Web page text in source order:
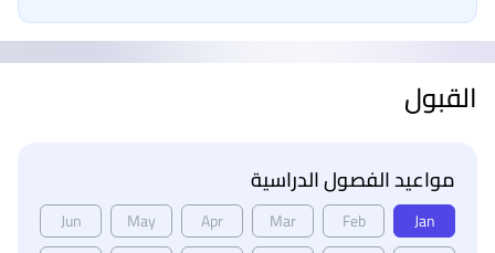
القبول
مواعيد الفصول الدراسية
Jan
Feb
Mar
Apr
May
Jun